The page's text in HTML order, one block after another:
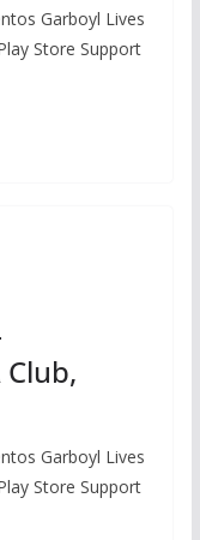
Garboyl Lives
Store Support
Club,
Garboyl Lives
Store Support